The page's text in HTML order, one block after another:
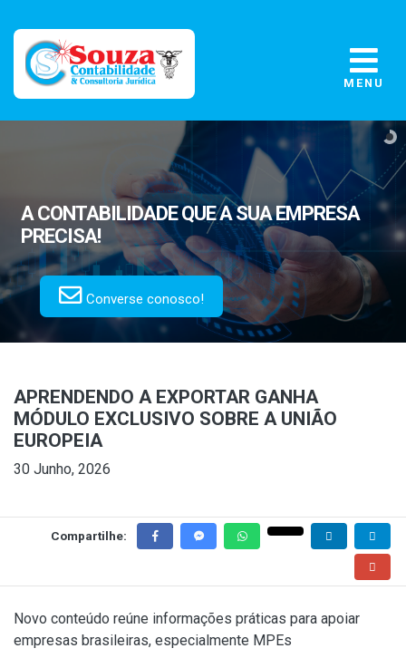
MENU
A CONTABILIDADEQUE A SUA EMPRESA
PRECISA!
Converse conosco!
APRENDENDO A EXPORTAR GANHA
MÓDULO EXCLUSIVO SOBRE A UNIÃO
EUROPEIA
30 Junho, 2026
Compartilhe:
Novo conteúdo reúne informações práticas para apoiar
empresas brasileiras, especialmente MPEs